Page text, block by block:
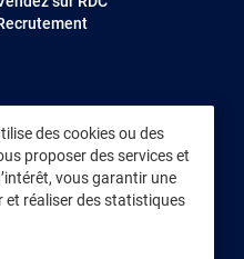
des cookies ou des
proposer des services et
vous garantir une
et réaliser des statistiques